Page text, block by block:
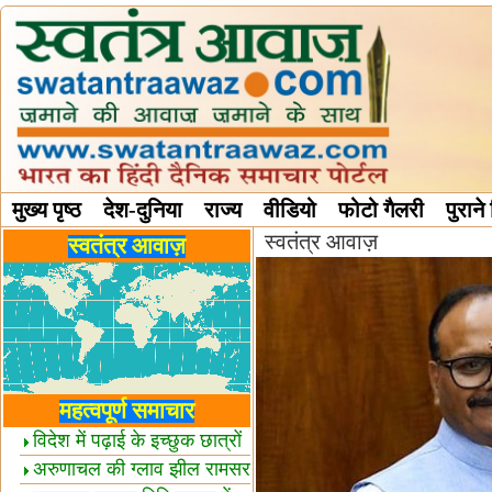
मुख्य पृष्ठ देश-दुनिया राज्य वीडियो फोटो गैलरी
विविध स्तंभस्वतंत्र आवाज़
महत्वपूर्ण समाचार
विदेश में पढ़ाई के इच्छुक छात्रों
केलिए खुशखबरी!
अरुणाचल की ग्लाव झील रामसर
स्वतंत्र आवाज़